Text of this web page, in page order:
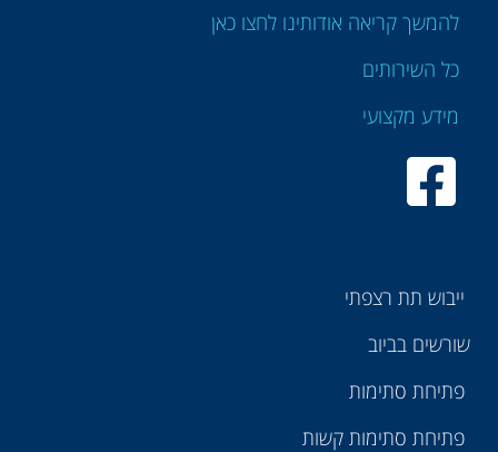
ייבוש תת רצפתי
שורשים בביוב
פתיחת סתימות
פתיחת סתימות קשות
להמשך קריאה אודותינו לחצו כאן
כל השירותים
מידע מקצועי